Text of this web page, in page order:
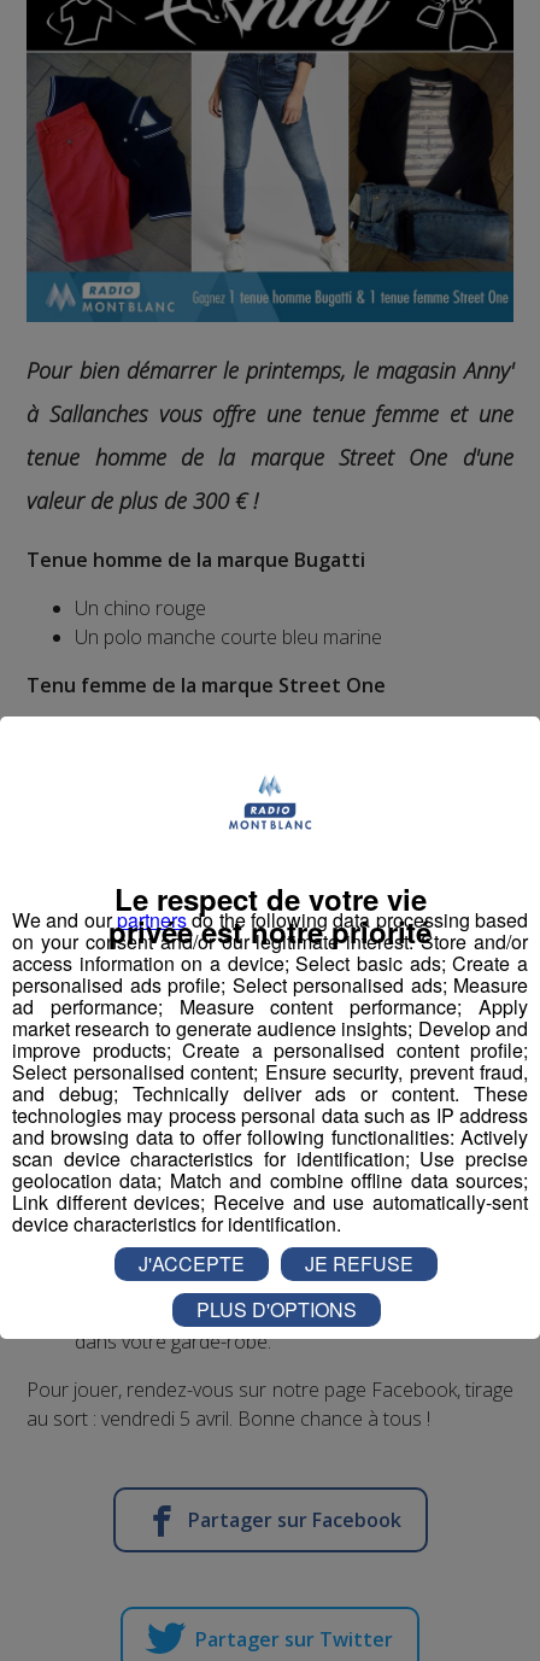
Pour bien démarrer le printemps, le magasin Anny'
à Sallanches vous offre une tenue femme et une
tenue homme de la marque Street One d'une
valeur de plus de 300 € !
Tenue homme de la marque Bugatti
Un chino rouge
Un polo manche courte bleu marine
Tenu femme de la marque Street One
par ses coutures décoratives sur les poches avant.
Le style 5 poches classique et l’aspect délavé bleu
optimal deviendra rapidement l’un de vos favoris au
quotidien
Un Tee-Shirt manche longue à rayure : Stimulez
votre esprit ! Ce T-shirt à inscription et paillettes
arbore un côté maritime. Le motif rayé d’aspect
inversé et les coutures côtés décoratives
rehaussent davantage le look. Ce modèle séduit
par ses bordures fendues et sa coupe ample plus
longue au dos. Ce modèle est idéal à combiner
avec un jean !
Un cardigan bleu : ce cardigan doux est un modèle
polyvalent ! Les bords décontractés rehaussent
davantage le look et le superbe choix de coloris
attire le regard. Ce modèle au doux mélange de
matières est agréable à porter et indispensable
dans votre garde-robe.
Pour jouer, rendez-vous sur notre page Facebook, tirage
au sort : vendredi 5 avril. Bonne chance à tous !
Partager sur Facebook
Partager sur Twitter
We and ourpartnersdo the following data processing based
on your consent and/or our legitimate interest: Store and/or
access information on a device; Select basic ads; Create a
personalised ads profile; Select personalised ads; Measure
ad performance; Measure content performance; Apply
market research to generate audience insights; Develop and
improve products; Create a personalised content profile;
Select personalised content; Ensure security, prevent fraud,
and debug; Technically deliver ads or content. These
technologies may process personal data such as IP address
and browsing data to offer following functionalities: Actively
scan device characteristics for identification; Use precise
geolocation data; Match and combine offline data sources;
Link different devices; Receive and use automatically-sent
device characteristics for identification.
Le respect de votre vie
privée est notre priorité
J'ACCEPTE
JE REFUSE
PLUS D'OPTIONS